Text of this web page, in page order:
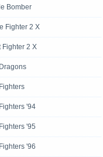
Bomber
Fighter 2 X
Fighter 2 X
'94
'95
'96